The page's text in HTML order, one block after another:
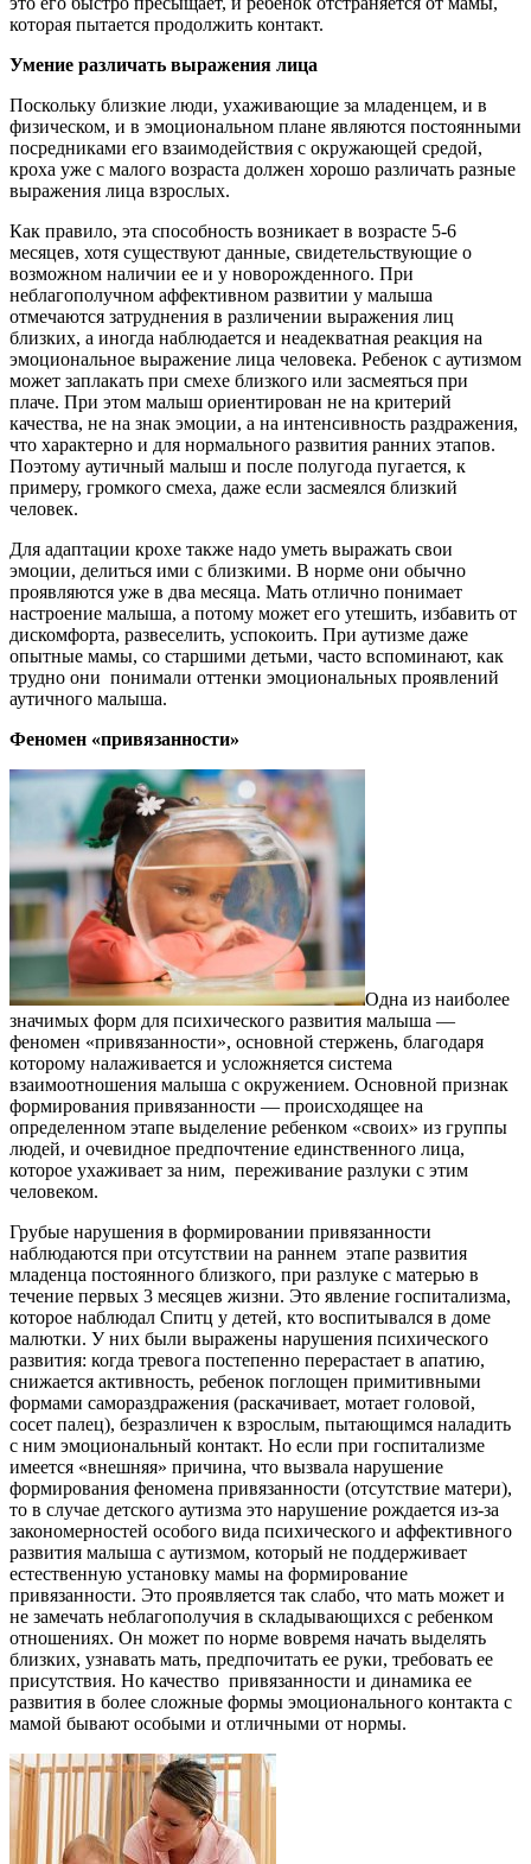
которая пытается продолжить контакт.
Умение различать выражения лица
Поскольку близкие люди, ухаживающие за младенцем, и в
физическом, и в эмоциональном плане являются постоянными
посредниками его взаимодействия с окружающей средой,
кроха уже с малого возраста должен хорошо различать разные
выражения лица взрослых.
Как правило, эта способность возникает в возрасте 5-6
месяцев, хотя существуют данные, свидетельствующие о
возможном наличии ее и у новорожденного. При
неблагополучном аффективном развитии у малыша
отмечаются затруднения в различении выражения лиц
близких, а иногда наблюдается и неадекватная реакция на
эмоциональное выражение лица человека. Ребенок с аутизмом
может заплакать при смехе близкого или засмеяться при
плаче. При этом малыш ориентирован не на критерий
качества, не на знак эмоции, а на интенсивность раздражения,
что характерно и для нормального развития ранних этапов.
Поэтому аутичный малыш и после полугода пугается, к
примеру, громкого смеха, даже если засмеялся близкий
человек.
Для адаптации крохе также надо уметь выражать свои
эмоции, делиться ими с близкими. В норме они обычно
проявляются уже в два месяца. Мать отлично понимает
настроение малыша, а потому может его утешить, избавить от
дискомфорта, развеселить, успокоить. При аутизме даже
опытные мамы, со старшими детьми, часто вспоминают, как
трудно они понимали оттенки эмоциональных проявлений
аутичного малыша.
Феномен «привязанности»
Одна из наиболее
значимых форм для психического развития малыша —
феномен «привязанности», основной стержень, благодаря
которому налаживается и усложняется система
взаимоотношения малыша с окружением. Основной признак
формирования привязанности — происходящее на
определенном этапе выделение ребенком «своих» из группы
людей, и очевидное предпочтение единственного лица,
которое ухаживает за ним, переживание разлуки с этим
человеком.
Грубые нарушения в формировании привязанности
наблюдаются при отсутствии на раннем этапе развития
младенца постоянного близкого, при разлуке с матерью в
течение первых 3 месяцев жизни. Это явление госпитализма,
которое наблюдал Спитц у детей, кто воспитывался в доме
малютки. У них были выражены нарушения психического
развития: когда тревога постепенно перерастает в апатию,
снижается активность, ребенок поглощен примитивными
формами самораздражения (раскачивает, мотает головой,
сосет палец), безразличен к взрослым, пытающимся наладить
с ним эмоциональный контакт. Но если при госпитализме
имеется «внешняя» причина, что вызвала нарушение
формирования феномена привязанности (отсутствие матери),
то в случае детского аутизма это нарушение рождается из-за
закономерностей особого вида психического и аффективного
развития малыша с аутизмом, который не поддерживает
естественную установку мамы на формирование
привязанности. Это проявляется так слабо, что мать может и
не замечать неблагополучия в складывающихся с ребенком
отношениях. Он может по норме вовремя начать выделять
близких, узнавать мать, предпочитать ее руки, требовать ее
присутствия. Но качество привязанности и динамика ее
развития в более сложные формы эмоционального контакта с
мамой бывают особыми и отличными от нормы.